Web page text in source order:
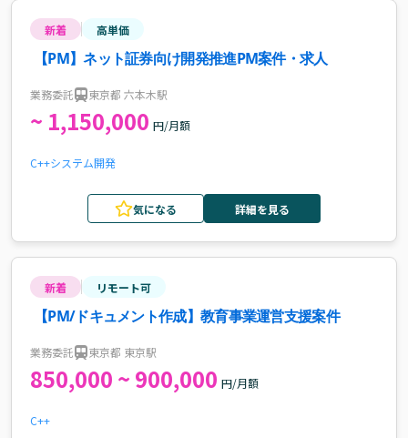
新着 高単価
【PM】ネット証券向け開発推進PM案件・求人
業務委託 東京都 六本木駅
~ 1,150,000 円/月額
C++システム開発
気になる 詳細を見る
新着 リモート可
【PM/ドキュメント作成】教育事業運営支援案件
業務委託 東京都 東京駅
850,000 ~ 900,000 円/月額
C++